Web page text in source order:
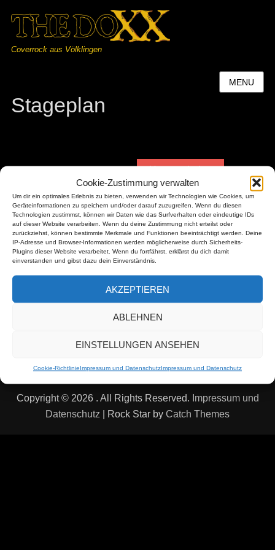
Cookie-Zustimmung verwalten
Um dir ein optimales Erlebnis zu bieten, verwenden wir Technologien wie Cookies, um
Geräteinformationen zu speichern und/oder darauf zuzugreifen. Wenn du diesen
Technologien zustimmst, können wir Daten wie das Surfverhalten oder eindeutige IDs
auf dieser Website verarbeiten. Wenn du deine Zustimmung nicht erteilst oder
zurückziehst, können bestimmte Merkmale und Funktionen beeinträchtigt werden. Deine
IP-Adresse und Browser-Informationen werden möglicherweise durch Sicherheits-
Plugins dieser Website verarbeitet. Wenn du fortfährst, erklärst du dich damit
einverstanden und gibst dazu dein Einverständnis.
AKZEPTIEREN
ABLEHNEN
EINSTELLUNGEN ANSEHEN
Cookie-RichtlinieImpressum und DatenschutzImpressum und Datenschutz
Coverrock aus Völklingen
MENU
Stageplan
Herunterladen
Users Today : 12
Facebook
YouTube
Copyright © 2026 . All Rights Reserved. Impressum und
Datenschutz | Rock Star by Catch Themes